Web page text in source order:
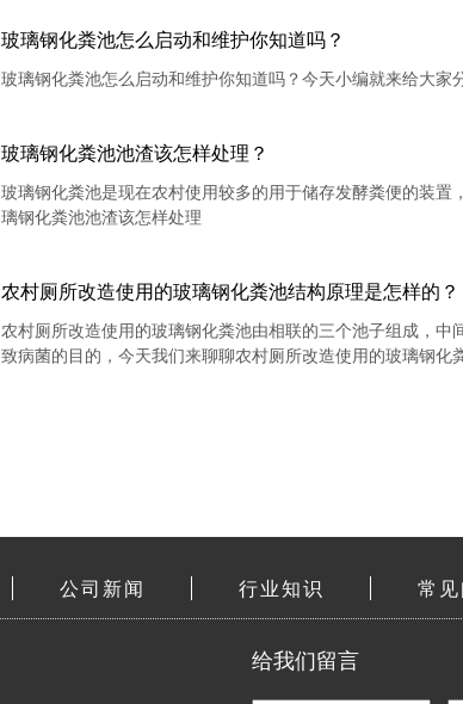
玻璃钢化粪池怎么启动和维护你知道吗？
玻璃钢化粪池怎么启动和维护你知道吗？今天小编就来给大
玻璃钢化粪池池渣该怎样处理？
玻璃钢化粪池是现在农村使用较多的用于储存发酵粪便的装
璃钢化粪池池渣该怎样处理
农村厕所改造使用的玻璃钢化粪池结构原理是怎样的？
农村厕所改造使用的玻璃钢化粪池由相联的三个池子组成，
致病菌的目的，今天我们来聊聊农村厕所改造使用的玻璃钢化
公司新闻 行业知识 常
给我们留言